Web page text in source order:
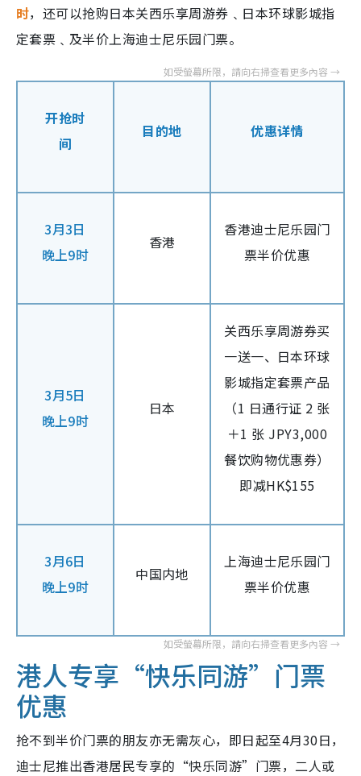
时，还可以抢购日本关西乐享周游券﹑日本环球影城指
定套票﹑及半价上海迪士尼乐园门票。
开抢时
间
目的地 优惠详情
3月3日
晚上9时
香港
香港迪士尼乐园门
票半价优惠
3月5日
晚上9时
日本
关西乐享周游券买
一送一、日本环球
影城指定套票产品
（1 日通行证 2 张
＋1 张 JPY3,000
餐饮购物优惠券）
即减HK$155
3月6日
晚上9时
中国内地
上海迪士尼乐园门
票半价优惠
港人专享“快乐同游”门票
优惠
抢不到半价门票的朋友亦无需灰心，即日起至4月30日，
迪士尼推出香港居民专享的“快乐同游”门票，二人或